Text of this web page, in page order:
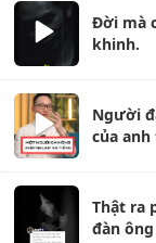
Đời mà
khinh.
Người
của
Thật ra
đàn